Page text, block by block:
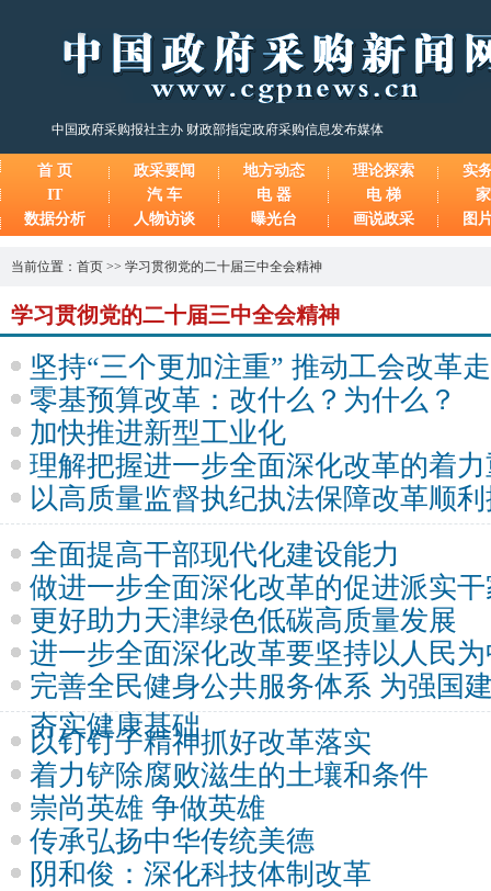
中国政府采购报社主办 财政部指定政府采购信息发布媒体
首 页 政采要闻 地方动态 理论探索
实
IT
汽 车 电 器 电 梯
数据分析
人物访谈 曝光台 画说政采 图
当前位置： 首页 >> 学习贯彻党的二十届三中全会精神
学习贯彻党的二十届三中全会精神
坚持“三个更加注重” 推动工会改革
零基预算改革：改什么？为什么？
加快推进新型工业化
理解把握进一步全面深化改革的着
以高质量监督执纪执法保障改革顺
全面提高干部现代化建设能力
做进一步全面深化改革的促进派实
更好助力天津绿色低碳高质量发展
进一步全面深化改革要坚持以人民
完善全民健身公共服务体系 为强国
夯实健康基础
以钉钉子精神抓好改革落实
着力铲除腐败滋生的土壤和条件
崇尚英雄 争做英雄
传承弘扬中华传统美德
阴和俊：深化科技体制改革